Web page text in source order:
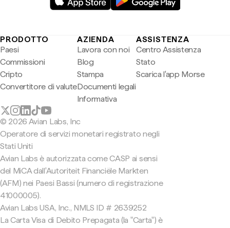
PRODOTTO
Paesi
Commissioni
Cripto
Convertitore di valute
AZIENDA
Lavora con noi
Blog
Stampa
Documenti legali
Informativa
ASSISTENZA
Centro Assistenza
Stato
Scarica l'app Morse
© 2026 Avian Labs, Inc
Operatore di servizi monetari registrato negli
Stati Uniti
Avian Labs è autorizzata come CASP ai sensi
del MiCA dall'Autoriteit Financiële Markten
(AFM) nei Paesi Bassi (numero di registrazione
41000005).
Avian Labs USA, Inc., NMLS ID # 2639252
La Carta Visa di Debito Prepagata (la "Carta") è